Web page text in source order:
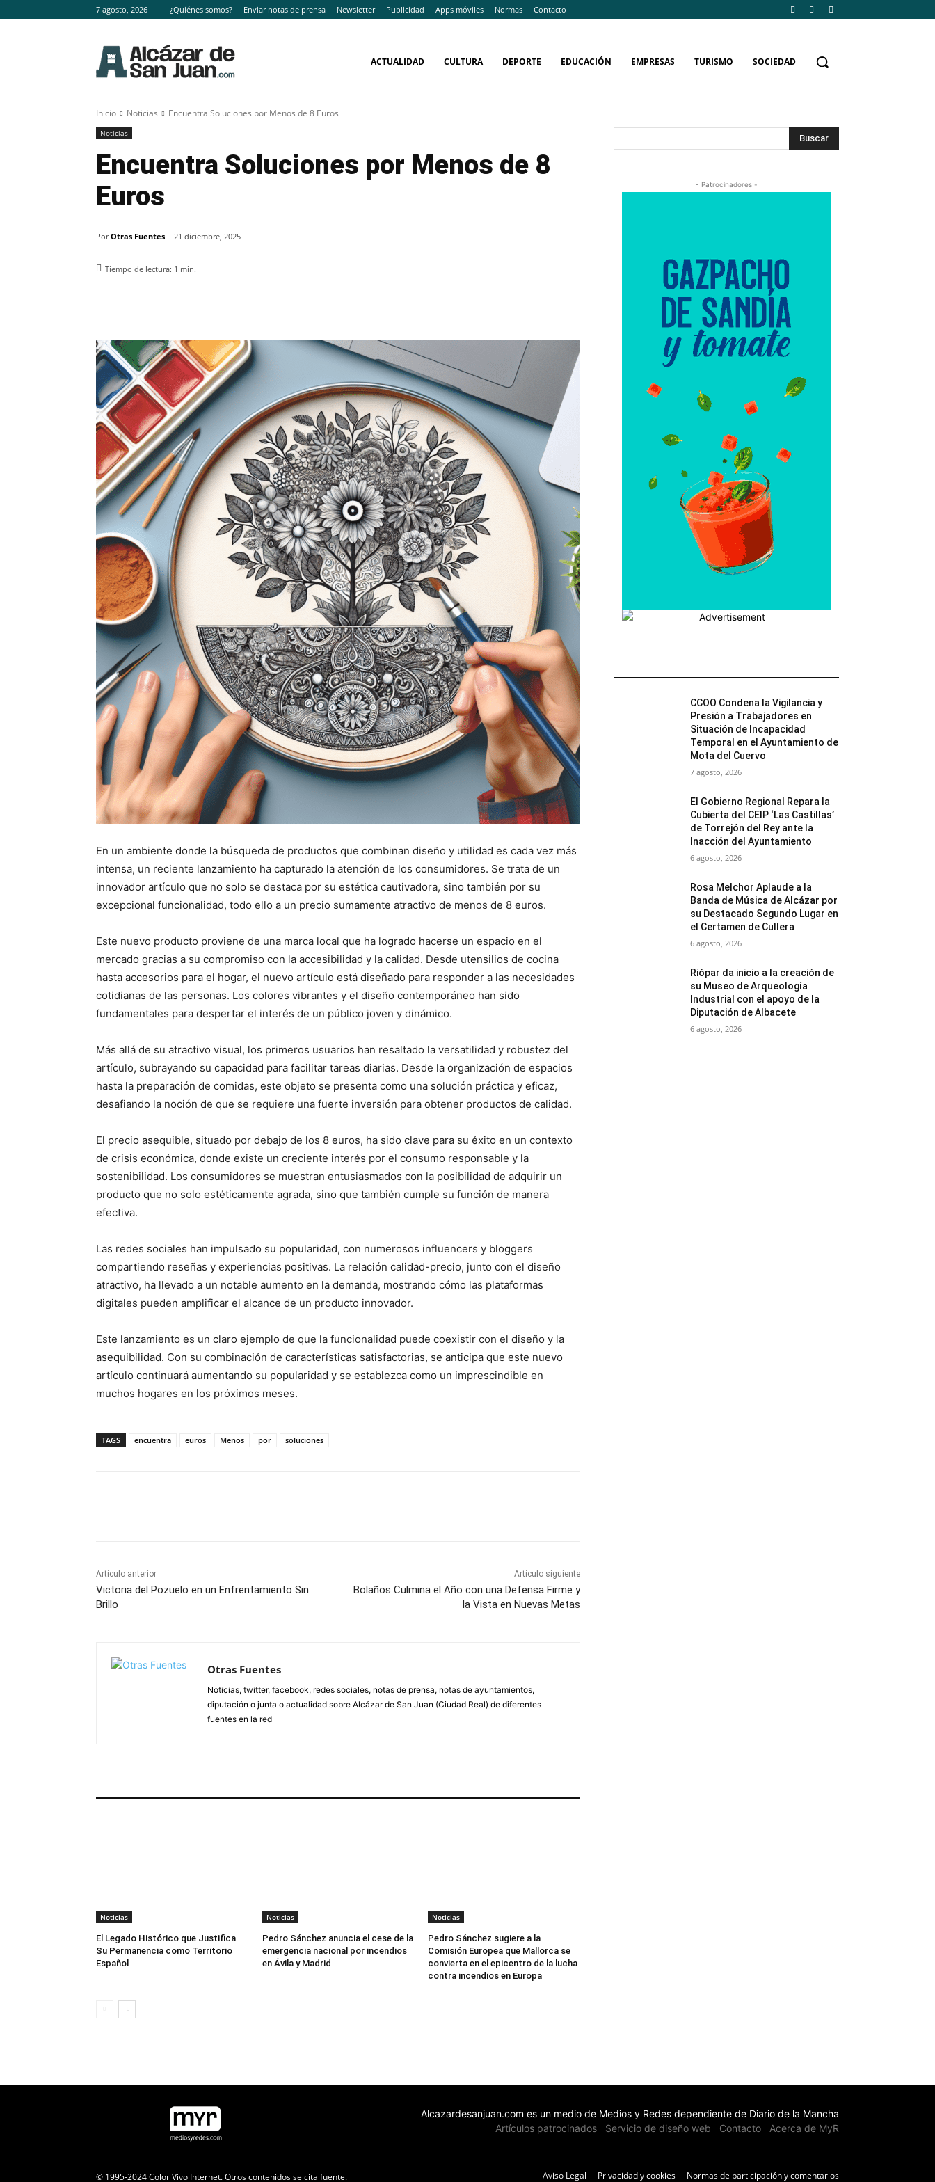
7 agosto, 2026 ¿Quiénes somos? Enviar notas de prensa Newsletter Publicidad Apps móviles Normas Contacto
ACTUALIDAD CULTURA DEPORTE EDUCACIÓN EMPRESAS TURISMO SOCIEDAD
Inicio Noticias Encuentra Soluciones por Menos de 8 Euros
Noticias
Encuentra Soluciones por Menos de 8
Euros
Por Otras Fuentes 21 diciembre, 2025
Tiempo de lectura: 1 min.
En un ambiente donde la búsqueda de productos que combinan diseño y utilidad es cada vez más
intensa, un reciente lanzamiento ha capturado la atención de los consumidores. Se trata de un
innovador artículo que no solo se destaca por su estética cautivadora, sino también por su
excepcional funcionalidad, todo ello a un precio sumamente atractivo de menos de 8 euros.
Este nuevo producto proviene de una marca local que ha logrado hacerse un espacio en el
mercado gracias a su compromiso con la accesibilidad y la calidad. Desde utensilios de cocina
hasta accesorios para el hogar, el nuevo artículo está diseñado para responder a las necesidades
cotidianas de las personas. Los colores vibrantes y el diseño contemporáneo han sido
fundamentales para despertar el interés de un público joven y dinámico.
Más allá de su atractivo visual, los primeros usuarios han resaltado la versatilidad y robustez del
artículo, subrayando su capacidad para facilitar tareas diarias. Desde la organización de espacios
hasta la preparación de comidas, este objeto se presenta como una solución práctica y eficaz,
desafiando la noción de que se requiere una fuerte inversión para obtener productos de calidad.
El precio asequible, situado por debajo de los 8 euros, ha sido clave para su éxito en un contexto
de crisis económica, donde existe un creciente interés por el consumo responsable y la
sostenibilidad. Los consumidores se muestran entusiasmados con la posibilidad de adquirir un
producto que no solo estéticamente agrada, sino que también cumple su función de manera
efectiva.
Las redes sociales han impulsado su popularidad, con numerosos influencers y bloggers
compartiendo reseñas y experiencias positivas. La relación calidad-precio, junto con el diseño
atractivo, ha llevado a un notable aumento en la demanda, mostrando cómo las plataformas
digitales pueden amplificar el alcance de un producto innovador.
Este lanzamiento es un claro ejemplo de que la funcionalidad puede coexistir con el diseño y la
asequibilidad. Con su combinación de características satisfactorias, se anticipa que este nuevo
artículo continuará aumentando su popularidad y se establezca como un imprescindible en
muchos hogares en los próximos meses.
TAGS encuentra euros Menos por soluciones
Artículo anterior
Victoria del Pozuelo en un Enfrentamiento Sin
Brillo
Artículo siguiente
Bolaños Culmina el Año con una Defensa Firme y
la Vista en Nuevas Metas
Otras Fuentes
Noticias, twitter, facebook, redes sociales, notas de prensa, notas de ayuntamientos,
diputación o junta o actualidad sobre Alcázar de San Juan (Ciudad Real) de diferentes
fuentes en la red
Noticias
El Legado Histórico que Justifica
Su Permanencia como Territorio
Español
Noticias
Pedro Sánchez anuncia el cese de la
emergencia nacional por incendios
en Ávila y Madrid
Noticias
Pedro Sánchez sugiere a la
Comisión Europea que Mallorca se
convierta en el epicentro de la lucha
contra incendios en Europa
Buscar
- Patrocinadores -
CCOO Condena la Vigilancia y
Presión a Trabajadores en
Situación de Incapacidad
Temporal en el Ayuntamiento de
Mota del Cuervo
7 agosto, 2026
El Gobierno Regional Repara la
Cubierta del CEIP ‘Las Castillas’
de Torrejón del Rey ante la
Inacción del Ayuntamiento
6 agosto, 2026
Rosa Melchor Aplaude a la
Banda de Música de Alcázar por
su Destacado Segundo Lugar en
el Certamen de Cullera
6 agosto, 2026
Riópar da inicio a la creación de
su Museo de Arqueología
Industrial con el apoyo de la
Diputación de Albacete
6 agosto, 2026
Alcazardesanjuan.com es un medio de Medios y Redes dependiente de Diario de la Mancha
Artículos patrocinados
Servicio de diseño web Contacto Acerca de MyR
© 1995-2024 Color Vivo Internet. Otros contenidos se cita fuente. Aviso Legal Privacidad y cookies Normas de participación y comentarios